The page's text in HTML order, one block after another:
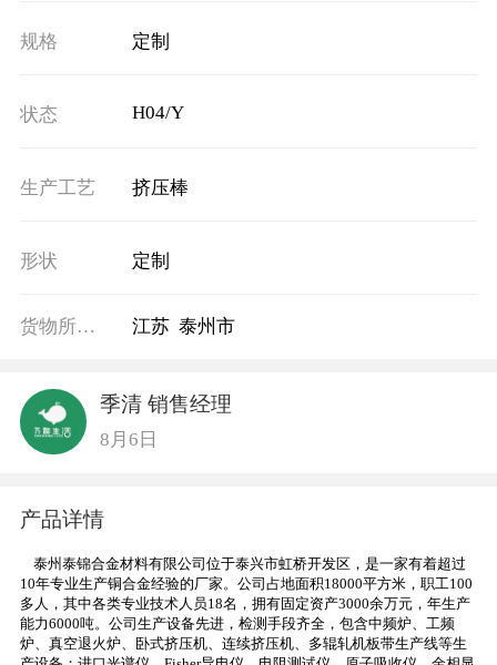
规格 定制
状态 H04/Y
生产工艺 挤压棒
形状 定制
货物所在地 江苏 泰州市
季清 销售经理
8月6日
产品详情
泰州泰锦合金材料有限公司位于泰兴市虹桥开发区，是一家有着超过
10年专业生产铜合金经验的厂家。公司占地面积18000平方米，职工100
多人，其中各类专业技术人员18名，拥有固定资产3000余万元，年生产
能力6000吨。公司生产设备先进，检测手段齐全，包含中频炉、工频
炉、真空退火炉、卧式挤压机、连续挤压机、多辊轧机板带生产线等生